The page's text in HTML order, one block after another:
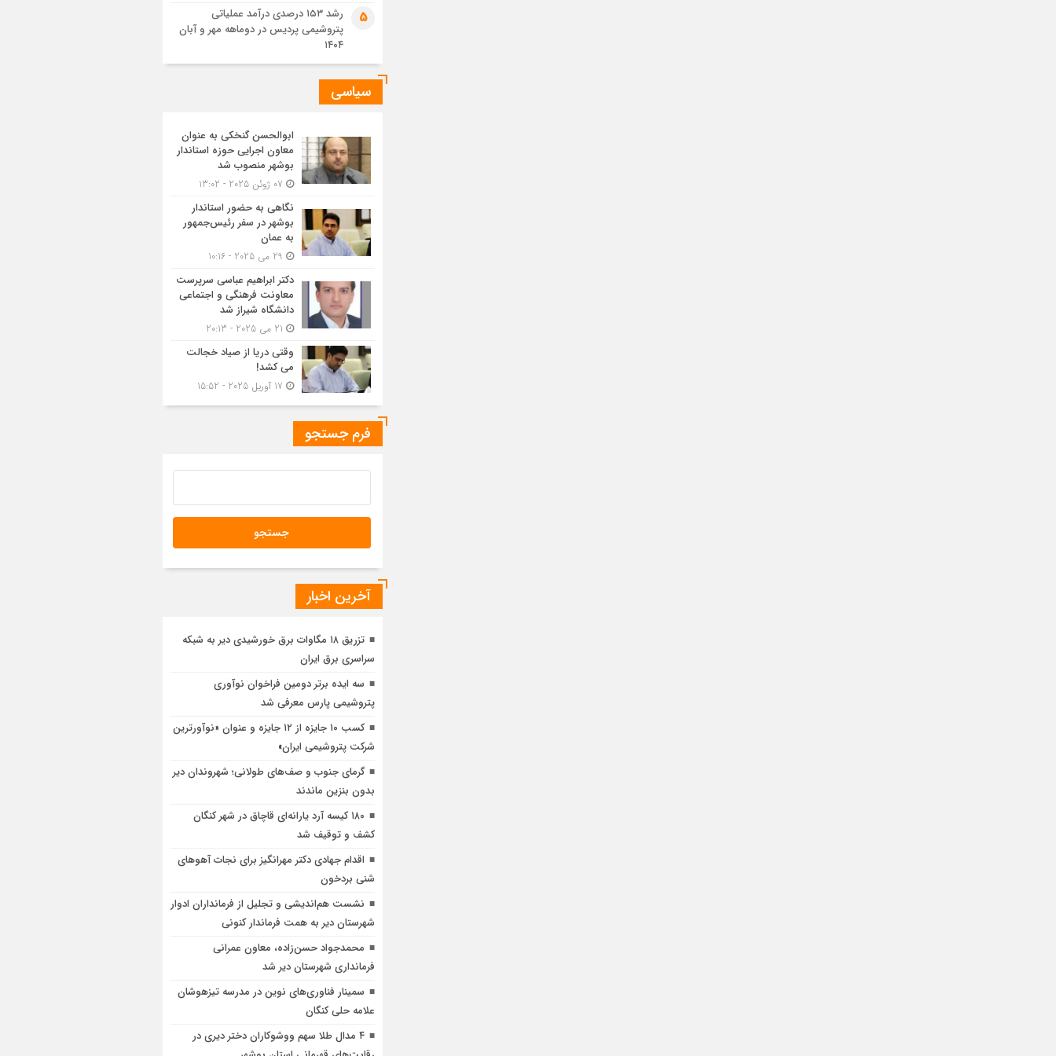
5
رشد ۱۵۳ درصدی درآمد عملیاتی
پتروشیمی پردیس در دوماهه مهر و آبان
۱۴۰۴
سیاسی
ابوالحسن گنخکی به عنوان
معاون اجرایی حوزه استاندار
بوشهر منصوب شد
نگاهی به حضور استاندار
بوشهر در سفر رئیس‌جمهور
به عمان
دکتر ابراهیم عباسی سرپرست
معاونت فرهنگی و اجتماعی
دانشگاه شیراز شد
وقتی دریا از صیاد خجالت
می کشد!
فرم جستجو
آخرین اخبار
تزریق ۱۸ مگاوات برق خورشیدی دیر به شبکه
سراسری برق ایران
سه ایده برتر دومین فراخوان نوآوری
پتروشیمی پارس معرفی شد
کسب ۱۰ جایزه از ۱۲ جایزه و عنوان «نوآورترین
شرکت پتروشیمی ایران»
گرمای جنوب و صف‌های طولانی؛ شهروندان دیر
بدون بنزین ماندند
۱۸۰ کیسه آرد یارانه‌ای قاچاق در شهر کنگان
کشف و توقیف شد
اقدام جهادی دکتر مهرانگیز برای نجات آهوهای
شنی بردخون
نشست هم‌اندیشی و تجلیل از فرمانداران ادوار
شهرستان دیر به همت فرماندار کنونی
محمدجواد حسن‌زاده، معاون عمرانی
فرمانداری شهرستان دیر شد
سمینار فناوری‌های نوین در مدرسه تیزهوشان
علامه حلی کنگان
۴ مدال طلا سهم ووشوکاران دختر دیری در